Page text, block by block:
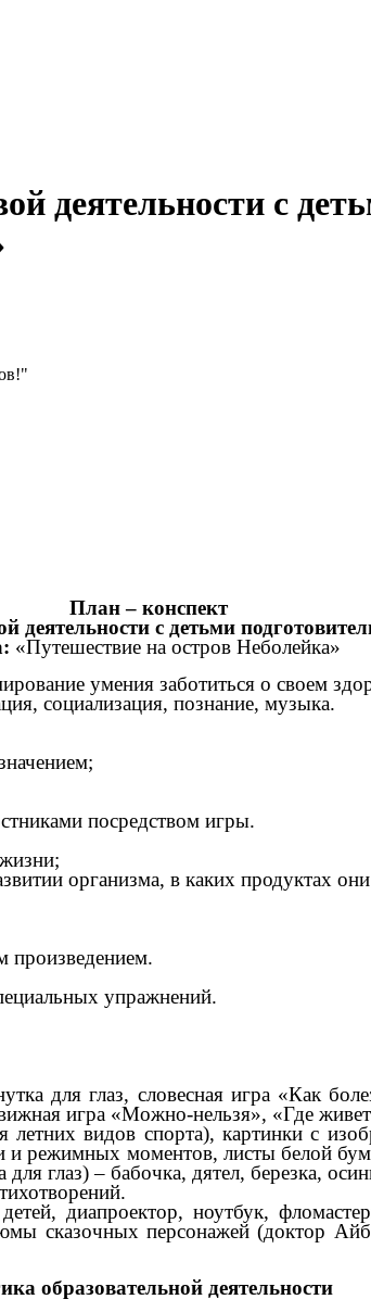
деятельности с
План – конспект
деятельности с детьми
«Путешествие на остров Неболейка»
умения заботиться о своем
социализация, познание, музыка.
посредством игры.
организма, в каких продуктах
произведением.
упражнений.
для глаз, словесная игра «Как
игра «Можно-нельзя», «Где
видов спорта), картинки с
и режимных моментов, листы белой
глаз) – бабочка, дятел, березка,
диапроектор, ноутбук,
сказочных персонажей (доктор
образовательной деятельности